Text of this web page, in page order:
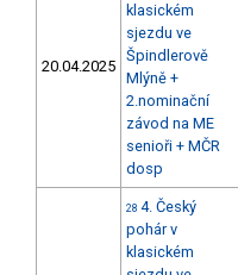
20.04.2025
klasickém
sjezdu ve
Špindlerově
Mlýně +
2.nominační
závod na ME
senioři + MČR
dosp
28 4. Český
pohár v
klasickém